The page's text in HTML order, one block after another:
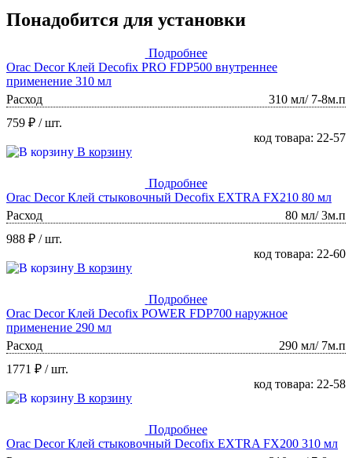
Понадобится для установки
Подробнее
Orac Decor Клей Decofix PRO FDP500 внутреннее
применение 310 мл
Расход
310 мл/ 7-8м.п
759 ₽ / шт.
код товара: 22-57
В корзину
Подробнее
Orac Decor Клей стыковочный Decofix EXTRA FX210 80 мл
Расход
80 мл/ 3м.п
988 ₽ / шт.
код товара: 22-60
В корзину
Подробнее
Orac Decor Клей Decofix POWER FDP700 наружное
применение 290 мл
Расход
290 мл/ 7м.п
1771 ₽ / шт.
код товара: 22-58
В корзину
Подробнее
Orac Decor Клей стыковочный Decofix EXTRA FX200 310 мл